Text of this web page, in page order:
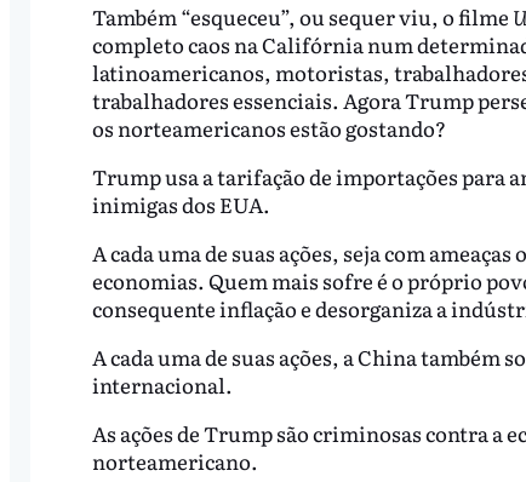
Também “esqueceu”, ou sequer viu, o filme
completo caos na Califórnia num
latinoamericanos, motoristas,
trabalhadores essenciais. Agora Trump
os norteamericanos estão gostando?
Trump usa a tarifação de importações para
inimigas dos EUA.
A cada uma de suas ações, seja com
economias. Quem mais sofre é o próprio
consequente inflação e desorganiza a
A cada uma de suas ações, a China
internacional.
As ações de Trump são criminosas contra
norteamericano.